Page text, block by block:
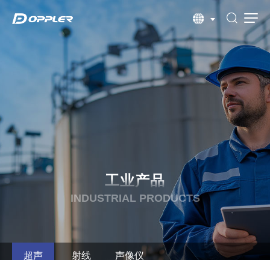
工业产品
INDUSTRIAL PRODUCTS
超声 射线 声像仪